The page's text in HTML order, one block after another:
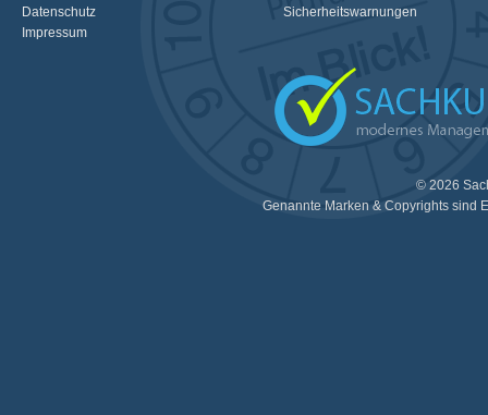
Datenschutz
Impressum
Sicherheitswarnungen
© 2026
Genannte Marken & Copyrights sind